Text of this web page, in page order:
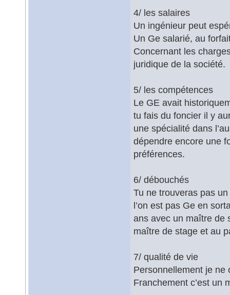
4/ les salaires
Un ingénieur peut
Un Ge salarié, au
Concernant les
juridique de la société.
5/ les compétences
Le GE avait
tu fais du foncier il y
une spécialité dans
dépendre encore une
préférences.
6/ débouchés
Tu ne trouveras pas
l’on est pas Ge en
ans avec un maître de
maître de stage et au
7/ qualité de vie
Personnellement je ne
Franchement c’est un